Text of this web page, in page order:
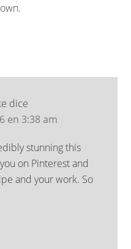
dice
en 3:38 am
stunning this
on Pinterest and
and your work. So